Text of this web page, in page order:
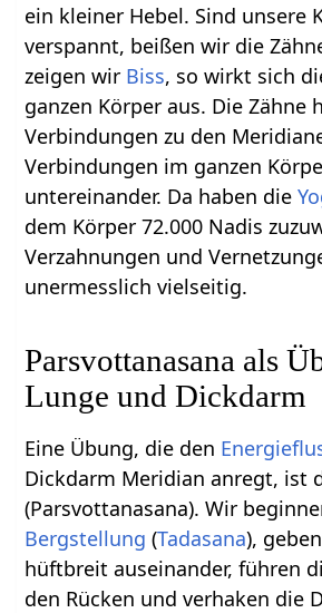
ein kleiner Hebel. Sind unsere
verspannt, beißen wir die
zeigen wir Biss, so wirkt sich
ganzen Körper aus. Die Zähne
Verbindungen zu den
Verbindungen im ganzen
untereinander. Da haben die
dem Körper 72.000 Nadis
Verzahnungen und
unermesslich vielseitig.
Parsvottanasana als
Lunge und Dickdarm
Eine Übung, die den
Dickdarm Meridian anregt, ist
(Parsvottanasana). Wir
Bergstellung (Tadasana),
hüftbreit auseinander, führen
den Rücken und verhaken die